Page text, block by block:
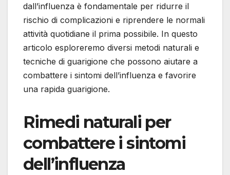
dall’influenza è fondamentale per ridurre il
rischio di complicazioni e riprendere le normali
attività quotidiane il prima possibile. In questo
articolo esploreremo diversi metodi naturali e
tecniche di guarigione che possono aiutare a
combattere i sintomi dell’influenza e favorire
una rapida guarigione.
Rimedi naturali per
combattere i sintomi
dell’influenza